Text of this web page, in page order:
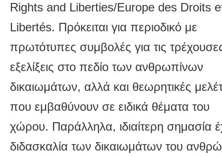
Rights and Liberties/Europe des Droits
Libertés. Πρόκειται για περιοδικό με
πρωτότυπες συμβολές για τις
εξελίξεις στο πεδίο των ανθρωπίνων
δικαιωμάτων, αλλά και θεωρητικές
που εμβαθύνουν σε ειδικά θέματα του
χώρου. Παράλληλα, ιδιαίτερη σημασία
διδασκαλία των δικαιωμάτων του